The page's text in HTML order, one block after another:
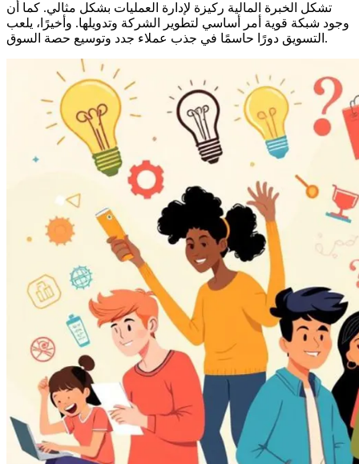
تشكل الخبرة المالية ركيزة لإدارة العمليات بشكل مثالي. كما أن
وجود شبكة قوية أمر أساسي لتطوير الشركة وتدويلها. وأخيرًا، يلعب
التسويق دورًا حاسمًا في جذب عملاء جدد وتوسيع حصة السوق.